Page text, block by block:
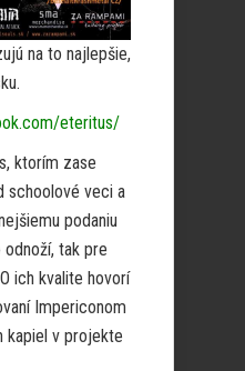
na to najlepšie,
eteritus/
ktorím zase
schoolové veci a
podaniu
tak pre
ich kvalite hovorí
Impericonom
kapiel v projekte